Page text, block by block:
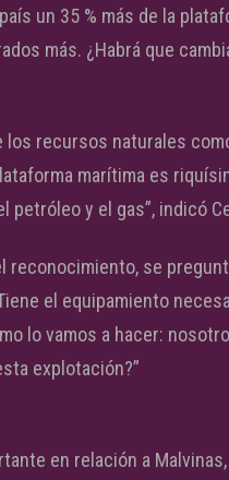
un 35 % más de la
más. ¿Habrá que
los recursos naturales
marítima es
petróleo y el gas”, indicó
se
el equipamiento
lo vamos a hacer:
explotación?”
en relación a